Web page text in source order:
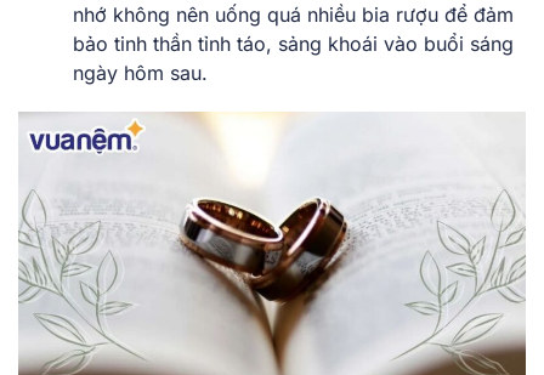
nhớ không nên uống quá nhiều bia rượu để đảm
bảo tinh thần tỉnh táo, sảng khoái vào buổi sáng
ngày hôm sau.